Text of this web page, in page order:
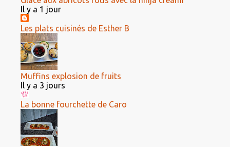
Il y a 1 jour
Les plats cuisinés de Esther B
Muffins explosion de fruits
Il y a 3 jours
La bonne fourchette de Caro